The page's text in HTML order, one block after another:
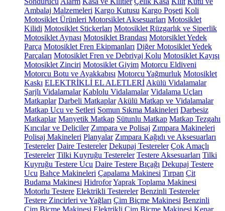
Ambalaj Malzemeleri Kargo Kutusu Kargo Poşeti Koli
Motosiklet Ürünleri Motorsiklet Aksesuarları Motosiklet
Kilidi Motosiklet Stickerları Motosiklet Rüzgarlık ve Siperlik
Motosiklet Aynası Motosiklet Brandası Motorsiklet Yedek
Parça Motosiklet Fren Ekipmanları Diğer Motosiklet Yedek
Parçaları Motosiklet Fren ve Debriyaj Kolu Motosiklet Kayışı
Motosiklet Zinciri Motosiklet Giyim Motorcu Eldiveni
Motorcu Botu ve Ayakkabısı Motorcu Yağmurluk Motosiklet
Kaskı ELEKTRİKLİ EL ALETLERİ Akülü Vidalamalar
Şarjlı Vidalamalar Kablolu Vidalamalar Vidalama Uçları
Matkaplar Darbeli Matkaplar Akülü Matkap ve Vidalamalar
Matkap Ucu ve Setleri Somun Sıkma Makineleri Darbesiz
Matkaplar Manyetik Matkap Sütunlu Matkap Matkap Tezgahı
Kırıcılar ve Deliciler Zımpara ve Polisaj Zımpara Makineleri
Polisaj Makineleri Planyalar Zımpara Kağıdı ve Aksesuarları
Testereler Daire Testereler Dekupaj Testereler Çok Amaçlı
Testereler Tilki Kuyruğu Testereler Testere Aksesuarları Tilki
Kuyruğu Testere Ucu Daire Testere Bıçağı Dekupaj Testere
Ucu Bahçe Makineleri Çapalama Makinesi Tırpan Çit
Budama Makinesi HidroforYaprak Toplama Makinesi
Motorlu Testere Elektrikli Testereler Benzinli Testereler
Testere Zincirleri ve Yağları Çim Biçme Makinesi Benzinli
Çim Biçme Makinesi Elektrikli Çim Biçme Makinesi Kenar